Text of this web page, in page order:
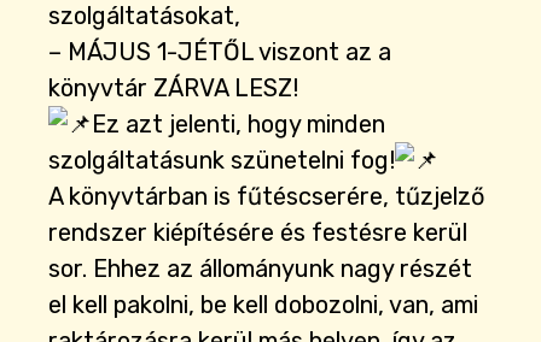
szolgáltatásokat,
– MÁJUS 1-JÉTŐL viszont az a
könyvtár ZÁRVA LESZ!
Ez azt jelenti, hogy minden
szolgáltatásunk szünetelni fog!
A könyvtárban is fűtéscserére, tűzjelző
rendszer kiépítésére és festésre kerül
sor. Ehhez az állományunk nagy részét
el kell pakolni, be kell dobozolni, van, ami